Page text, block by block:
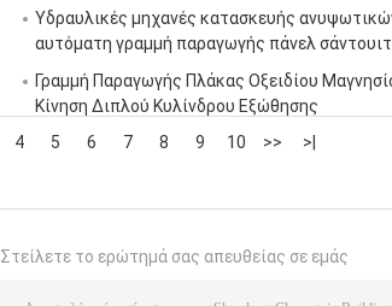
Υδραυλικές μηχανές κατασκευής
αυτόματη γραμμή παραγωγής πάνελ
Γραμμή Παραγωγής Πλάκας Οξειδίου
Κίνηση Διπλού Κυλίνδρου Εξώθησης
4 5 6 7 8 9 10 >> >|
Στείλετε το ερώτημά σας απευθείας σε εμάς